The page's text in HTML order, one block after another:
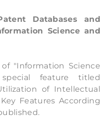
Databases and
Science and
"Information Science
feature titled
of Intellectual
Features According